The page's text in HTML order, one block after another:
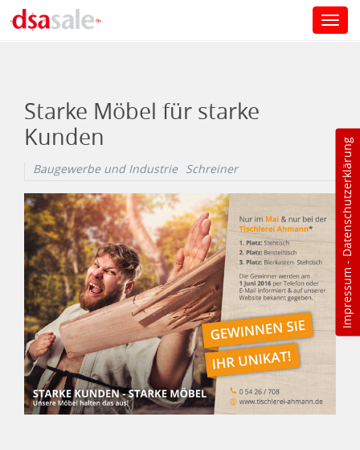
Impressum
-
Datenschutzerklärung
Starke Möbel für starke
Kunden
Baugewerbe und Industrie Schreiner